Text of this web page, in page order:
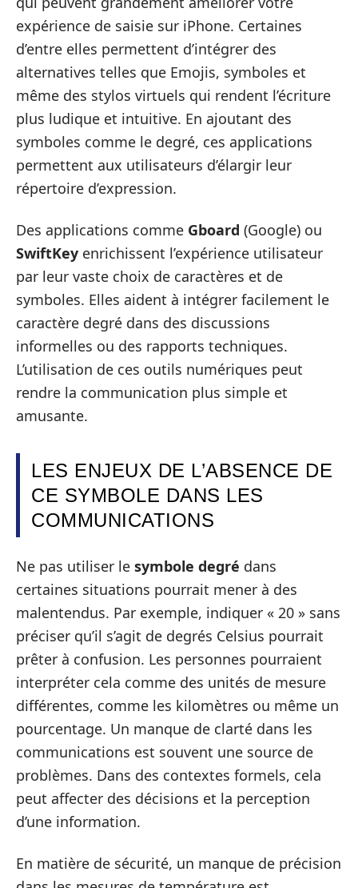
expérience de saisie sur iPhone. Certaines
d’entre elles permettent d’intégrer des
alternatives telles que Emojis, symboles et
même des stylos virtuels qui rendent l’écriture
plus ludique et intuitive. En ajoutant des
symboles comme le degré, ces applications
permettent aux utilisateurs d’élargir leur
répertoire d’expression.
Des applications comme Gboard (Google) ou
SwiftKey enrichissent l’expérience utilisateur
par leur vaste choix de caractères et de
symboles. Elles aident à intégrer facilement le
caractère degré dans des discussions
informelles ou des rapports techniques.
L’utilisation de ces outils numériques peut
rendre la communication plus simple et
amusante.
LES ENJEUX DE L’ABSENCE DE
CE SYMBOLE DANS LES
COMMUNICATIONS
Ne pas utiliser le symbole degré dans
certaines situations pourrait mener à des
malentendus. Par exemple, indiquer « 20 » sans
préciser qu’il s’agit de degrés Celsius pourrait
prêter à confusion. Les personnes pourraient
interpréter cela comme des unités de mesure
différentes, comme les kilomètres ou même un
pourcentage. Un manque de clarté dans les
communications est souvent une source de
problèmes. Dans des contextes formels, cela
peut affecter des décisions et la perception
d’une information.
En matière de sécurité, un manque de précision